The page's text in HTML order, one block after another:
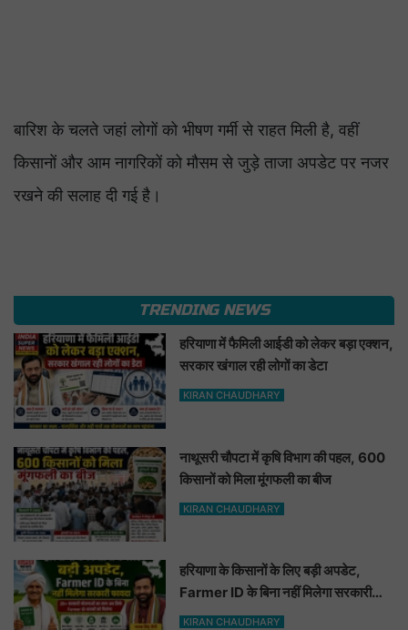
बारिश के चलते जहां लोगों को भीषण गर्मी से राहत मिली है, वहीं
किसानों और आम नागरिकों को मौसम से जुड़े ताजा अपडेट पर नजर
रखने की सलाह दी गई है।
TRENDING NEWS
हरियाणा में फैमिली आईडी को लेकर बड़ा एक्शन,
सरकार खंगाल रही लोगों का डेटा
KIRAN CHAUDHARY
नाथूसरी चौपटा में कृषि विभाग की पहल, 600
किसानों को मिला मूंगफली का बीज
KIRAN CHAUDHARY
हरियाणा के किसानों के लिए बड़ी अपडेट,
Farmer ID के बिना नहीं मिलेगा सरकारी
फायदा
KIRAN CHAUDHARY